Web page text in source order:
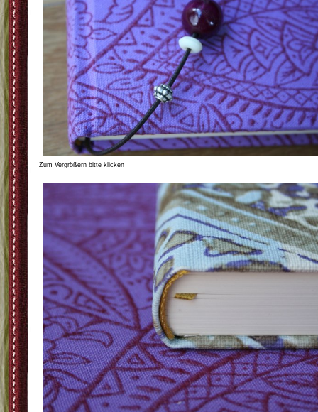
Zum Vergrößern bitte klicken